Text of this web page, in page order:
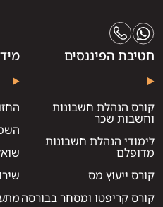
חטיבת הפיננסים
קורס הנהלת חשבונות
וחשבות שכר
לימודי הנהלת חשבונות
מדופלם
קורס ייעוץ מס
קורס קריפטו ומסחר בבורסה